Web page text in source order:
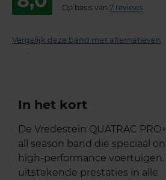
Op basis van 7 reviews
Vergelijk deze band met alternatieven
In het kort
De Vredestein QUATRAC
all season band die speciaal
high-performance
uitstekende prestaties in alle